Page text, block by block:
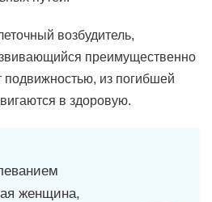
возбудитель,
преимущественно
подвижностью, из погибшей
в здоровую.
женщина,